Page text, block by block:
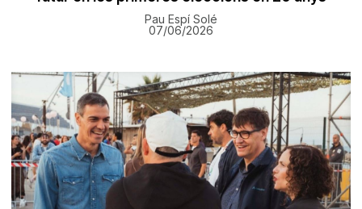
Pau Espí Solé
07/06/2026